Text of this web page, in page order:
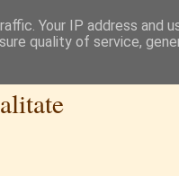
Your IP address and
quality of service,